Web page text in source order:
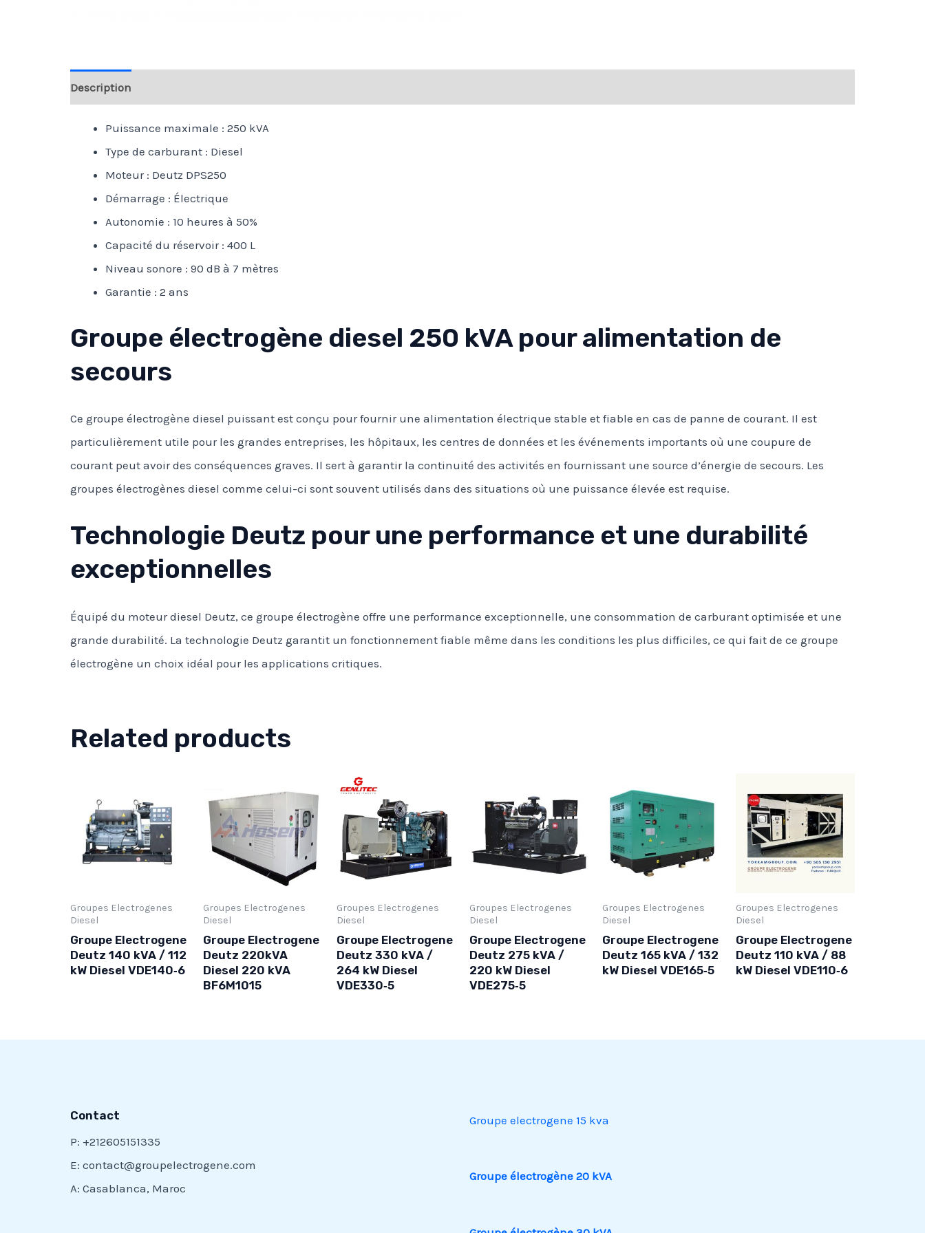
Description
Puissance maximale : 250 kVA
Type de carburant : Diesel
Moteur : Deutz DPS250
Démarrage : Électrique
Autonomie : 10 heures à 50%
Capacité du réservoir : 400 L
Niveau sonore : 90 dB à 7 mètres
Garantie : 2 ans
Groupe électrogène diesel 250 kVA pour alimentation de
secours
Ce groupe électrogène diesel puissant est conçu pour fournir une alimentation électrique stable et fiable en cas de panne de courant. Il est
particulièrement utile pour les grandes entreprises, les hôpitaux, les centres de données et les événements importants où une coupure de
courant peut avoir des conséquences graves. Il sert à garantir la continuité des activités en fournissant une source d’énergie de secours. Les
groupes électrogènes diesel comme celui-ci sont souvent utilisés dans des situations où une puissance élevée est requise.
Technologie Deutz pour une performance et une durabilité
exceptionnelles
Équipé du moteur diesel Deutz, ce groupe électrogène offre une performance exceptionnelle, une consommation de carburant optimisée et une
grande durabilité. La technologie Deutz garantit un fonctionnement fiable même dans les conditions les plus difficiles, ce qui fait de ce groupe
électrogène un choix idéal pour les applications critiques.
Related products
Groupes Electrogenes
Diesel
Groupe Electrogene
Deutz 140 kVA / 112
kW Diesel VDE140‑6
Groupes Electrogenes
Diesel
Groupe Electrogene
Deutz 220kVA
Diesel 220 kVA
BF6M1015
Groupes Electrogenes
Diesel
Groupe Electrogene
Deutz 330 kVA /
264 kW Diesel
VDE330‑5
Groupes Electrogenes
Diesel
Groupe Electrogene
Deutz 275 kVA /
220 kW Diesel
VDE275‑5
Groupes Electrogenes
Diesel
Groupe Electrogene
Deutz 165 kVA / 132
kW Diesel VDE165‑5
Groupes Electrogenes
Diesel
Groupe Electrogene
Deutz 110 kVA / 88
kW Diesel VDE110‑6
Contact
P: +212605151335
E: contact@groupelectrogene.com
A: Casablanca, Maroc
Groupe electrogene 15 kva
Groupe électrogène 20 kVA